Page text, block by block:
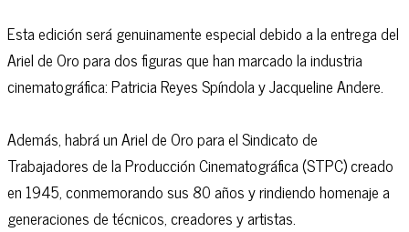
Esta edición será genuinamente especial debido a la entrega del
Ariel de Oro para dos figuras que han marcado la industria
cinematográfica: Patricia Reyes Spíndola y Jacqueline Andere.
Además, habrá un Ariel de Oro para el Sindicato de
Trabajadores de la Producción Cinematográfica (STPC) creado
en 1945, conmemorando sus 80 años y rindiendo homenaje a
generaciones de técnicos, creadores y artistas.